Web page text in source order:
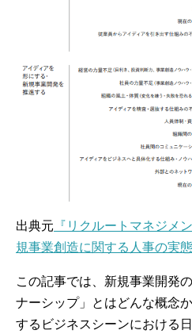
出典元 『リクルートマネジメ
規事業創造に関する人事の実
この記事では、新規事業開発
ナーシップ」とはどんな概念
するビジネスシーンにおける